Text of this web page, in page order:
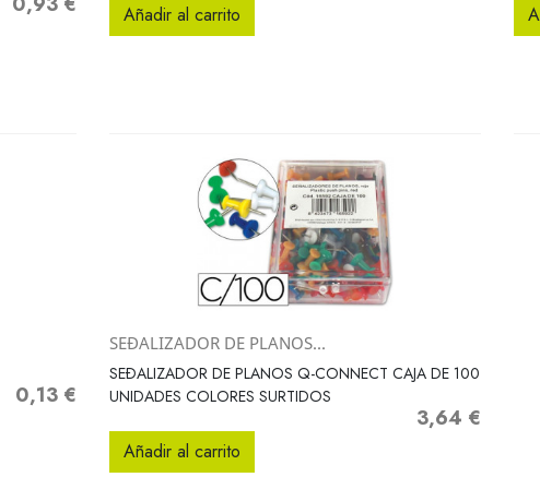
Precio
Añadir al carrito
Precio
0,13 €
Vista rápida
SEÐALIZADOR DE PLANOS...
SEÐALIZADOR DE PLANOS Q-CONNECT CAJA DE 100
UNIDADES COLORES SURTIDOS
Precio
3,64 €
Añadir al carrito